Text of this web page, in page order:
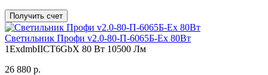
Получить счет
Светильник Профи v2.0-80-П-6065Б-Ex 80Вт
1ExdmbIICT6GbX 80 Вт 10500 Лм
26 880 р.